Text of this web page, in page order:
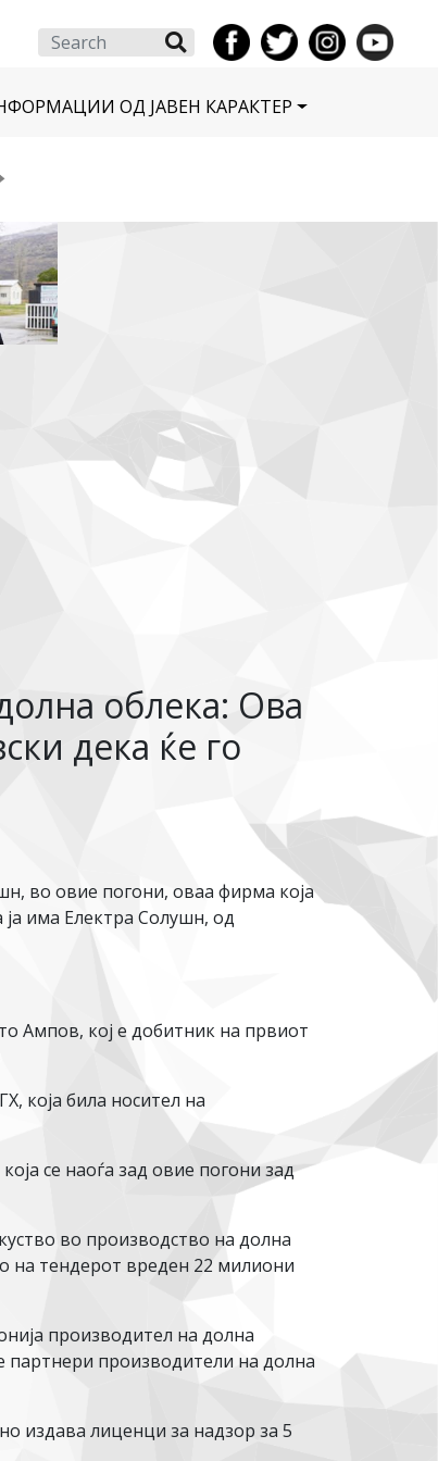
Search
ОД ЈАВЕН КАРАКТЕР
облека: Ова
дека ќе го
во овие погони, оваа фирма која
има Електра Солушн, од
Ампов, кој е добитник на првиот
која била носител на
се наоѓа зад овие погони зад
во производство на долна
на тендерот вреден 22 милиони
производител на долна
партнери производители на долна
издава лиценци за надзор за 5